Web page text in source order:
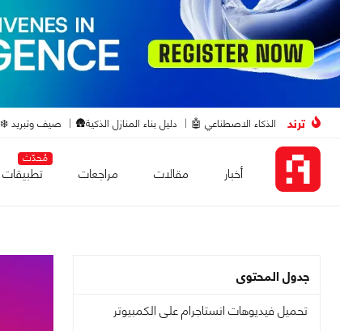
ترند الذكاء الاصطناعي 🤖 دليل بناء المنازل الذكية🛖 صيف وتبريد ❄️
أخبار مقالات مراجعات
مُحدّث
تطبيقات
جدول المحتوى
تحميل فيديوهات انستاجرام على الكمبيوتر